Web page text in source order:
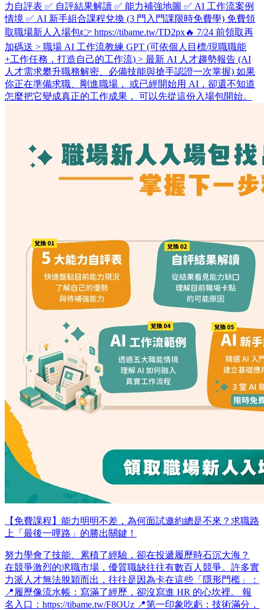
力自評表 ✅ 自評結果解讀 ✅ 能力補強地圖 ✅ AI 工作流案例
情境 ✅ AI 新手組合課程兌換 (3 門入門課限時免費學) 免費領
取職場新人入場包👉 https://tibame.tw/TD2px ​ 🔥 7/24 前領取再
加碼送 > 職場 AI 工作流教練 GPT (可依個人目標/現職職能
+工作任務，打造自己的工作流) > 最新 AI 人才趨勢報告 (AI
人才需求攀升職務解密、必備技能與搶手認證一次掌握) 如果
你正在準備求職、剛進職場， 或已經開始用 AI，卻還不知道
怎麼把它變成真正的工作成果， 可以先從這份入場包開始。 ​
【免費課程】能力明明不差，為何面試邀約總是不來？求職路
上「最後一哩路」的勝出關鍵！
努力學會了技能、累積了經驗，卻在投遞履歷時石沉大海？
在競爭激烈的求職市場，優質職缺往往有數百人競爭。許多實
力派人才無法脫穎而出，往往是因為卡在這些「隱形門檻」：
📍履歷像流水帳：寫滿了經歷，卻沒寫進 HR 的心坎裡。 報
名入口：https://tibame.tw/F8OUz 📍第一印象吃虧：技術滿分，